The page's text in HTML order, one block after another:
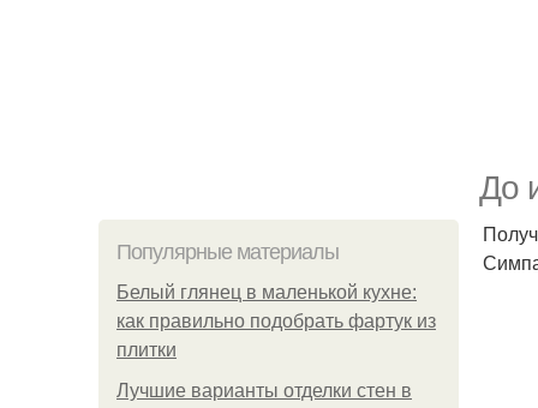
До
Популярные материалы
Белый глянец в маленькой кухне:
как правильно подобрать фартук из
плитки
Лучшие варианты отделки стен в